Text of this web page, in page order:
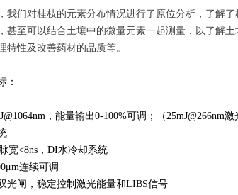
我们对桂枝的元素分布情况进行了 原位分析，了解了
甚至可以结合土壤中的微量元素一起测量，以了解
特性及改善药材的品质等。
：
，能量输出0-100%可调；（25mJ@266nm激
宽<8ns，DI水冷却系统
连续可调
光闸，稳定控制激光能量和LIBS信号